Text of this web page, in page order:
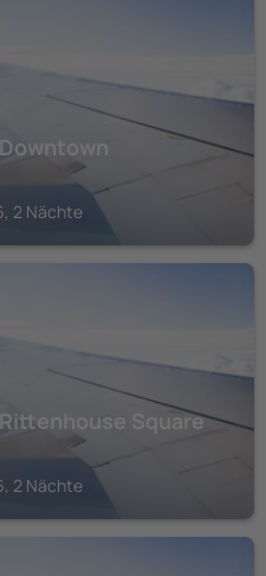
2 Nächte
Square
2 Nächte